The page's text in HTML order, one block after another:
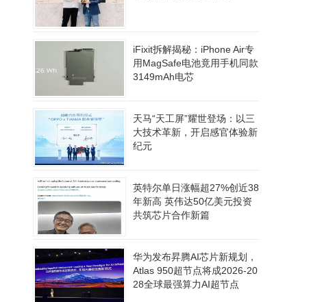
iFixit拆解揭秘：iPhone Air专
用MagSafe电池竟用手机同款
3149mAh电芯
天马“天工屏”耀世登场：以三
大技术革新，开启感官体验新
纪元
英特尔单日涨幅超27%创近38
年新高 英伟达50亿美元投资
共筑芯片合作新篇
华为发布昇腾AI芯片新规划，
Atlas 950超节点将成2026-20
28全球最强算力AI超节点